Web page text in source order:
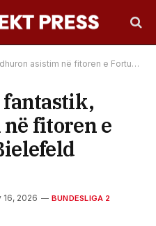
në fitoren e Fortunas ndaj Bielefeld
fitoren e
16, 2026 BUNDESLIGA 2